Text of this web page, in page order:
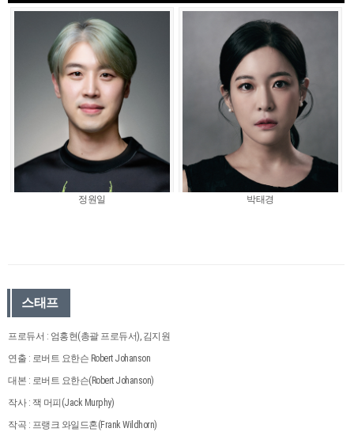
정원일 박태경
스태프
프로듀서 : 엄홍현(총괄 프로듀서), 김지원
연출 : 로버트 요한슨 Robert Johanson
대본 : 로버트 요한슨(Robert Johanson)
작사 : 잭 머피(Jack Murphy)
작곡 : 프랭크 와일드혼(Frank Wildhorn)